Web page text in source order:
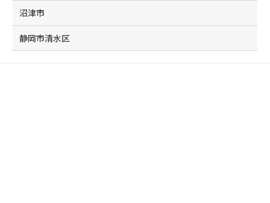
沼津市
静岡市清水区